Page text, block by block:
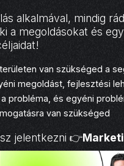
alkalmával, mindig
a megoldásokat és
van szükséged a
megoldást, fejlesztési
probléma, és egyéni
van szükséged
jelentkezni 👉